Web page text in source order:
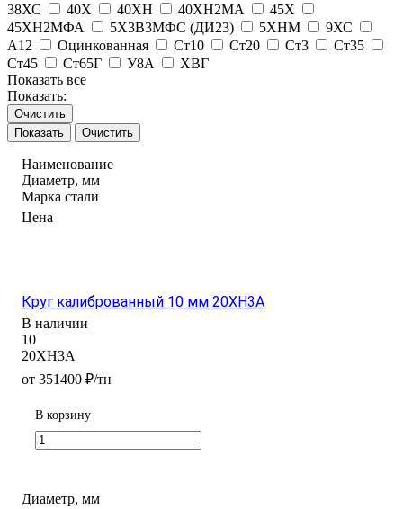
38ХС
40Х 40ХН 40ХН2МА
45Х
45ХН2МФА
5Х3В3МФС (ДИ23) 5ХНМ
9ХС
А12
Оцинкованная Ст10 Ст20 Ст3
Ст35
Ст45
Ст65Г У8А
ХВГ
Показать все
Показать:
Очистить
Очистить
Наименование
Диаметр, мм
Марка стали
Цена
Круг калиброванный 10 мм 20ХН3А
В наличии
10
20ХН3А
от 351400 ₽/тн
В корзину
Диаметр, мм